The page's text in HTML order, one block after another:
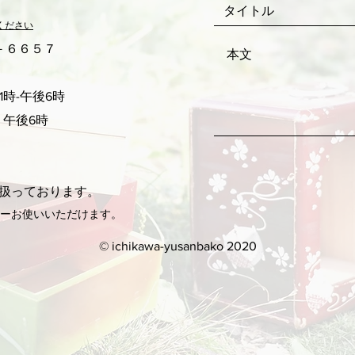
ださい
６６５７
-午後6時
後6時
っております。
お使いいただけます。
© ichikawa-yusanbako 2020